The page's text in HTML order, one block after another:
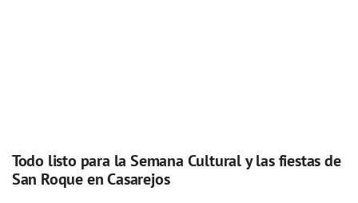
Todo listo para la Semana Cultural y las fiestas de
San Roque en Casarejos